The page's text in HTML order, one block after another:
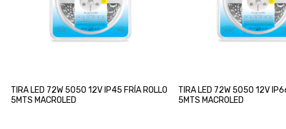
TIRA LED 72W 5050 12V IP45 FRÍA ROLLO
5MTS MACROLED
TIRA LED 72W 5050 12V
5MTS MACROLED